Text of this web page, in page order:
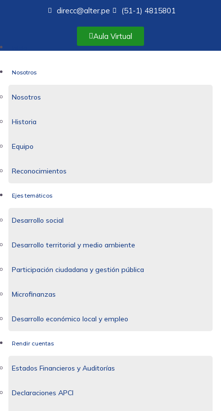
direcc@alter.pe (51-1) 4815801
Aula Virtual
Nosotros
Nosotros
Historia
Equipo
Reconocimientos
Ejes temáticos
Desarrollo social
Desarrollo territorial y medio ambiente
Participación ciudadana y gestión pública
Microfinanzas
Desarrollo económico local y empleo
Rendir cuentas
Estados Financieros y Auditorías
Declaraciones APCI